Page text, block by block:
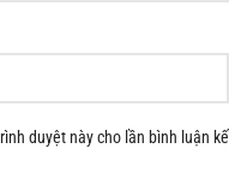
duyệt này cho lần bình luận kế